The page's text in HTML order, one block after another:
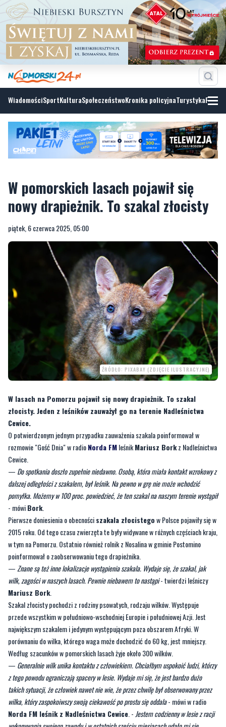
WiadomościSportKulturaSpołeczeństwoKronika policyjnaTurystyka
W pomorskich lasach pojawił się
nowy drapieżnik. To szakal złocisty
piątek, 6 czerwca 2025, 05:00
ŹRÓDŁO: PIXABAY (ZDJĘCIE ILUSTRACYJNE)
W lasach na Pomorzu pojawił się nowy drapieżnik. To szakal
złocisty. Jeden z leśników zauważył go na terenie Nadleśnictwa
Cewice.
O potwierdzonym jednym przypadku zauważenia szakala poinformował w
rozmowie "Gość Dnia" w radioNorda FMleśnikMariusz Borkz Nadleśnictwa
Cewice.
— Do spotkania doszło zupełnie niedawno. Osobą, która miała kontakt wzrokowy z
dalszej odległości z szakalem, był leśnik. Na pewno w grę nie może wchodzić
pomyłka. Możemy w 100 proc. powiedzieć, że ten szakal na naszym terenie wystąpił
- mówiBork.
Pierwsze doniesienia o obecnościszakala złocistegow Polsce pojawiły się w
2015 roku. Od tego czasu zwierzęta te były widywane w różnych częściach kraju,
w tym na Pomorzu. Ostatnio również rolnik z Nosalina w gminie Postomino
poinformował o zaobserwowaniu tego drapieżnika.
— Znane są też inne lokalizacje wystąpienia szakala. Wydaje się, że szakal, jak
wilk, zagości w naszych lasach. Pewnie niebawem to nastąpi- twierdzi leśniczy
Mariusz Bork.
Szakal złocisty pochodzi z rodziny psowatych, rodzaju wilków. Występuje
przede wszystkim w południowo-wschodniej Europie i południowej Azji. Jest
największym szakalem i jedynym występującym poza obszarem Afryki. W
porównaniu do wilka, którego waga może dochodzić do 60 kg, jest mniejszy.
Według szacunków w pomorskich lasach żyje około 300 wilków.
— Generalnie wilk unika kontaktu z człowiekiem. Chciałbym uspokoić ludzi, którzy
z tego powodu ograniczają spacery w lesie. Wydaje mi się, że jest bardzo dużo
takich sytuacji, że człowiek nawet nie wie, że przez chwilę był obserwowany przez
wilka, który zaspokoiwszy swoją ciekawość po prostu się oddala- mówi w radio
Norda FM leśnik z Nadleśnictwa Cewice . - Jestem codzienny w lesie z racji